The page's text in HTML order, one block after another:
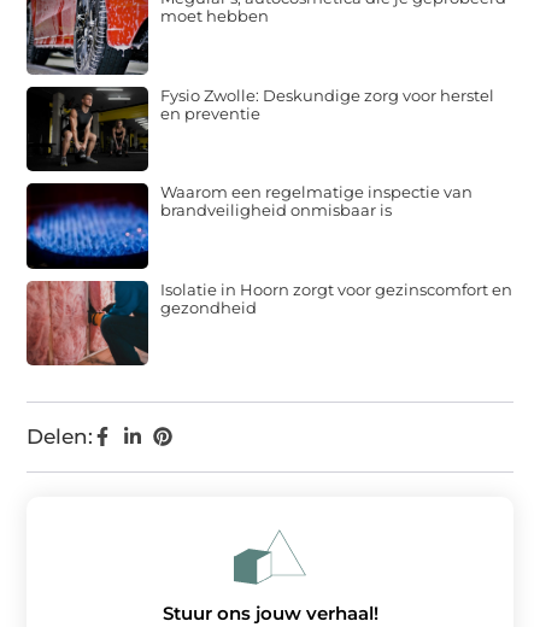
Delen:
moet hebben
Fysio Zwolle: Deskundige zorg voor herstel
en preventie
Waarom een regelmatige inspectie van
brandveiligheid onmisbaar is
Isolatie in Hoorn zorgt voor gezinscomfort en
gezondheid
Stuur ons jouw verhaal!